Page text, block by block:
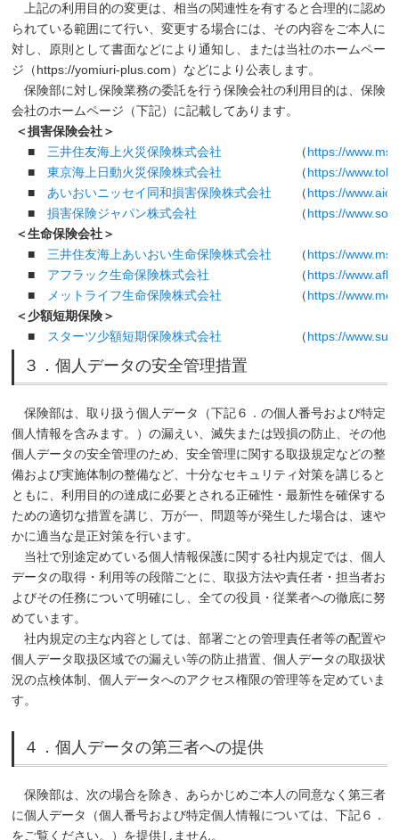
上記の利用目的の変更は、相当の関連性を有すると合理的に認め
られている範囲にて行い、変更する場合には、その内容をご本人に
対し、原則として書面などにより通知し、または当社のホームペー
ジ（https://yomiuri-plus.com）などにより公表します。
保険部に対し保険業務の委託を行う保険会社の利用目的は、保険
会社のホームページ（下記）に記載してあります。
＜損害保険会社＞
■ 三井住友海上火災保険株式会社 （https://
■東京海上日動火災保険株式会社 （https://
■ あいおいニッセイ同和損害保険株式会社 （https://
■損害保険ジャパン株式会社 （https://
＜生命保険会社＞
■ 三井住友海上あいおい生命保険株式会社 （https://
■ アフラック生命保険株式会社 （https://
■
メットライフ生命保険株式会社 （https://
＜少額短期保険＞
■ スターツ少額短期保険株式会社 （https://
３．個人データの安全管理措置
保険部は、取り扱う個人データ（下記６．の個人番号および特定
個人情報を含みます。）の漏えい、滅失または毀損の防止、その他
個人データの安全管理のため、安全管理に関する取扱規定などの整
備および実施体制の整備など、十分なセキュリティ対策を講じると
ともに、利用目的の達成に必要とされる正確性・最新性を確保する
ための適切な措置を講じ、万が一、問題等が発生した場合は、速や
かに適当な是正対策を行います。
当社で別途定めている個人情報保護に関する社内規定では、個人
データの取得・利用等の段階ごとに、取扱方法や責任者・担当者お
よびその任務について明確にし、全ての役員・従業者への徹底に努
めています。
社内規定の主な内容としては、部署ごとの管理責任者等の配置や
個人データ取扱区域での漏えい等の防止措置、個人データの取扱状
況の点検体制、個人データへのアクセス権限の管理等を定めていま
す。
４．個人データの第三者への提供
保険部は、次の場合を除き、あらかじめご本人の同意なく第三者
に個人データ（個人番号および特定個人情報については、下記６．
をご覧ください。）を提供しません。